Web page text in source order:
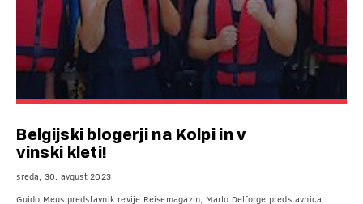
Belgijski blogerji na Kolpi in v
vinski kleti!
sreda, 30. avgust 2023
Guido Meus predstavnik revije Reisemagazin, Marlo Delforge predstavnica